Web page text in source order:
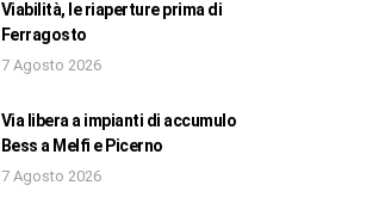
Viabilità, le riaperture prima di
Ferragosto
7 Agosto 2026
Via libera a impianti di accumulo
Bess a Melfi e Picerno
7 Agosto 2026